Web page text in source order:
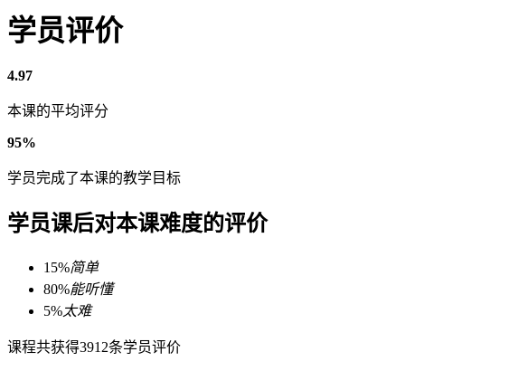
学员评价
4.97
本课的平均评分
95%
学员完成了本课的教学目标
学员课后对本课难度的评价
15%简单
80%能听懂
5%太难
课程共获得3912条学员评价